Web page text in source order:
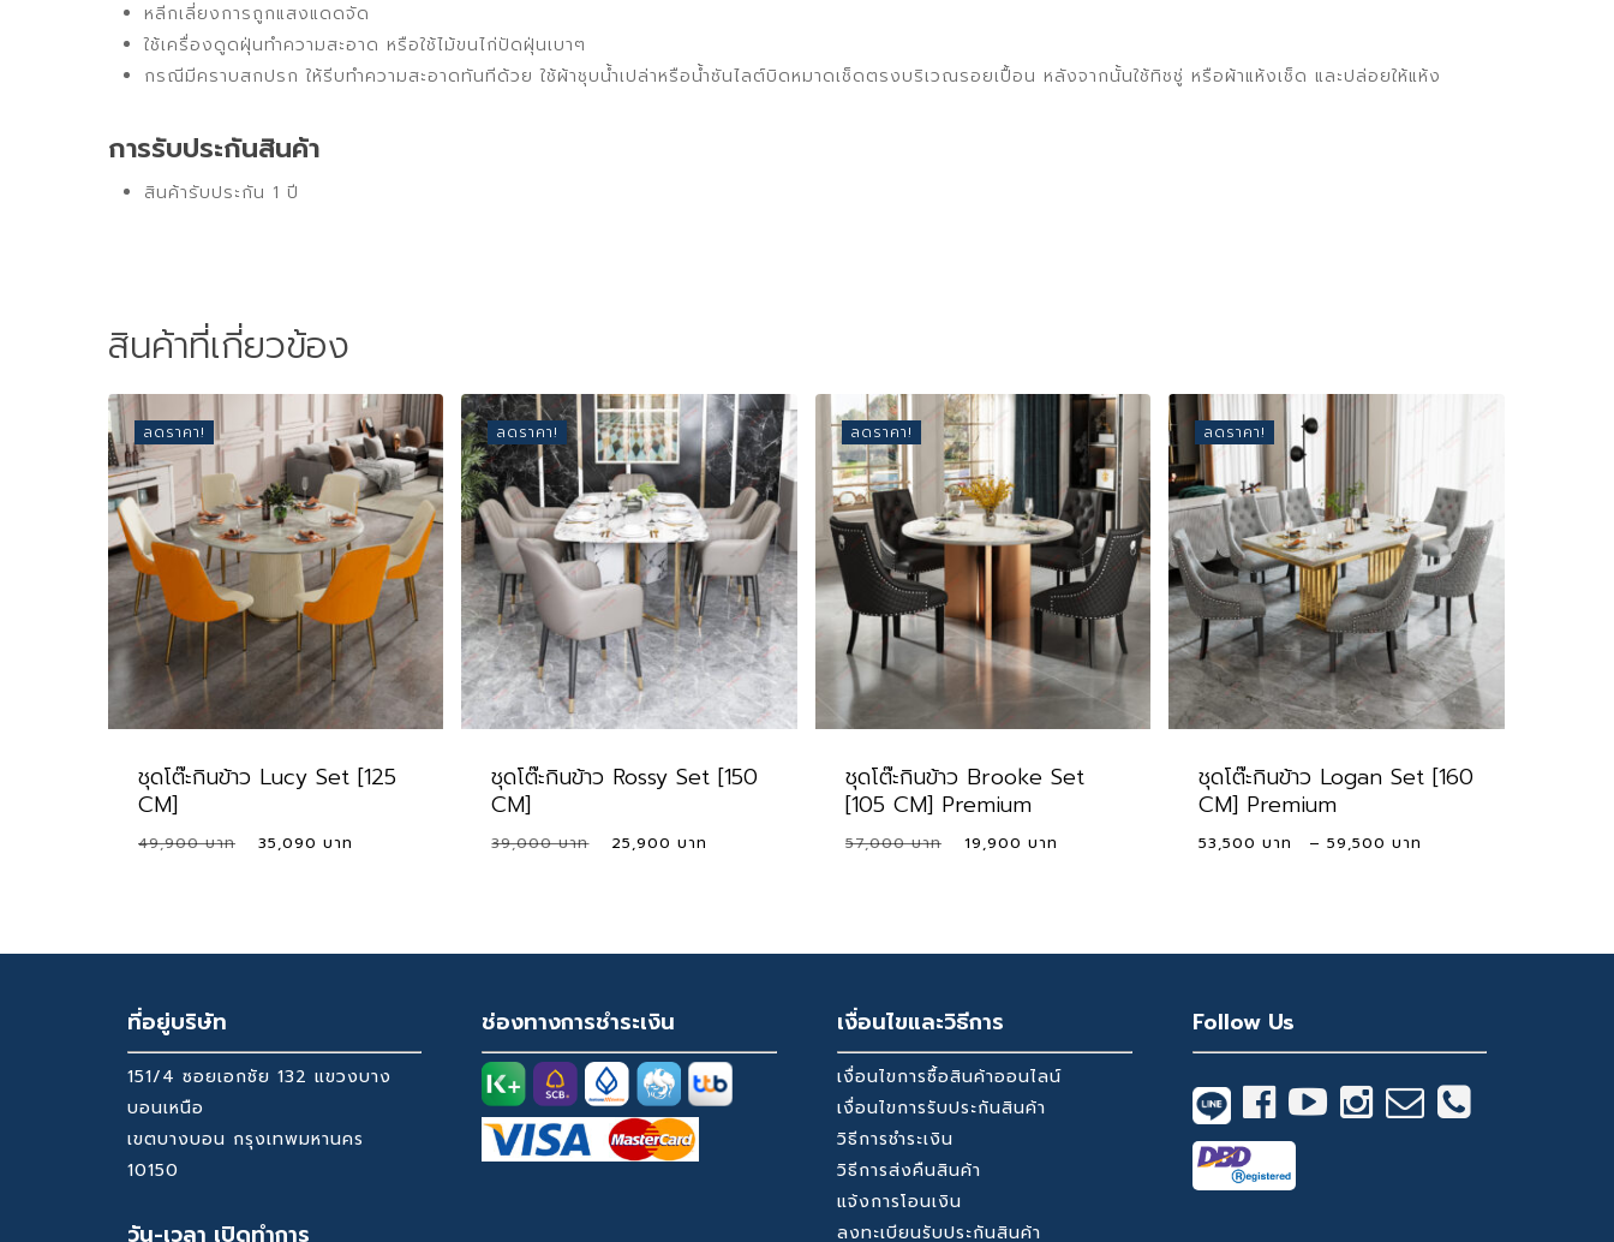
หลีกเลี่ยงการถูกแสงแดดจัด
ใช้เครื่องดูดฝุ่นทำความสะอาด หรือใช้ไม้ขนไก่ปัดฝุ่นเบาๆ
กรณีมีคราบสกปรก ให้รีบทำความสะอาดทันทีด้วย ใช้ผ้าชุบน้ำเปล่าหรือน้ำซันไลต์บิดหมาดเช็ดตรงบริเวณรอยเปื้อน หลังจากนั้นใช้ทิชชู่ หรือผ้าแห้งเช็ด และปล่อยให้แห้ง
การรับประกันสินค้า
สินค้ารับประกัน 1 ปี
สินค้าที่เกี่ยวข้อง
ลดราคา!
ชุดโต๊ะกินข้าว Lucy Set [125
CM]
49,900
Original
35,090
ลดราคา!
ชุดโต๊ะกินข้าว Rossy Set [150
CM]
39,000
Original
25,900
ลดราคา!
ชุดโต๊ะกินข้าว Brooke Set
[105 CM] Premium
57,000
Original
19,900
ลดราคา!
ชุดโต๊ะกินข้าว Logan Set [160
CM] Premium
53,500 – 59,500
ที่อยู่บริษัท
151/4 ซอยเอกชัย 132 แขวงบาง
บอนเหนือ
เขตบางบอน กรุงเทพมหานคร
10150
วัน-เวลา เปิดทำการ
ช่องทางการชำระเงิน เงื่อนไขและวิธีการ
เงื่อนไขการซื้อสินค้าออนไลน์
เงื่อนไขการรับประกันสินค้า
วิธีการชำระเงิน
วิธีการส่งคืนสินค้า
แจ้งการโอนเงิน
ลงทะเบียนรับประกันสินค้า
Follow Us